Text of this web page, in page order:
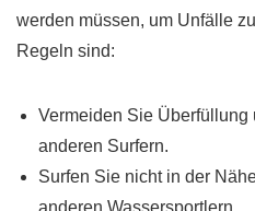
werden müssen, um Unfälle
Regeln sind:
Vermeiden Sie Überfüllung
anderen Surfern.
Surfen Sie nicht in der
anderen Wassersportlern.